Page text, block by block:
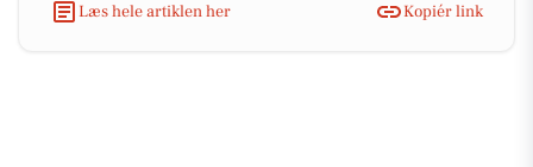
Læs hele artiklen her Kopiér link